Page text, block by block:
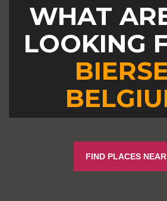
WHAT
LOOKING
FIND PLACES